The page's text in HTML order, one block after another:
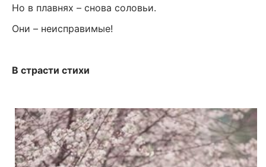
Но в плавнях – снова соловьи.
Они – неисправимые!
В страсти стихи